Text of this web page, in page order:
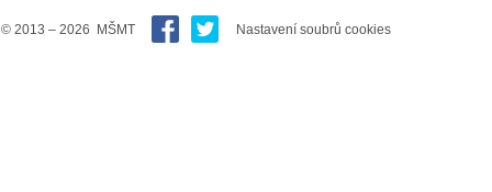
© 2013 – 2026 MŠMT Nastavení soubrů cookies